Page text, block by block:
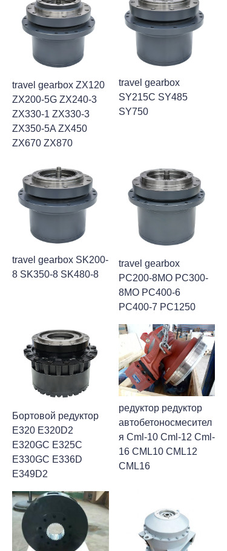
travel gearbox ZX120
ZX200-5G ZX240-3
ZX330-1 ZX330-3
ZX350-5A ZX450
ZX670 ZX870
travel gearbox
SY215C SY485
SY750
travel gearbox SK200-
8 SK350-8 SK480-8
travel gearbox
PC200-8MO PC300-
8MO PC400-6
PC400-7 PC1250
Бортовой редуктор
E320 E320D2
E320GC E325C
E330GC E336D
E349D2
редуктор редуктор
автобетоносмесител
я Cml-10 Cml-12 Cml-
16 CML10 CML12
CML16